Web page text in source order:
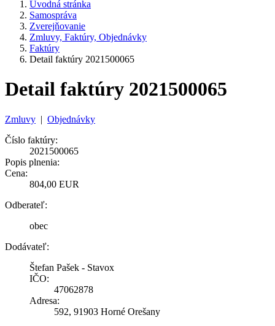
Úvodná stránka
Samospráva
Zverejňovanie
Zmluvy, Faktúry, Objednávky
Faktúry
Detail faktúry 2021500065
Detail faktúry 2021500065
Zmluvy | Objednávky
Číslo faktúry:
2021500065
Popis plnenia:
Cena:
804,00 EUR
Odberateľ:
obec
Dodávateľ:
Štefan Pašek - Stavox
IČO:
47062878
Adresa:
592, 91903 Horné Orešany